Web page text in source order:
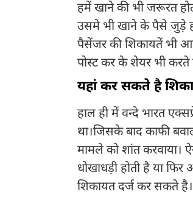
हमें खाने की भी जरूरत
उसमे भी खाने के पैसे जुड़े
पैसेंजर की शिकायतें भी
पोस्ट कर के शेयर भी
यहां कर सकते है
हाल ही में वन्दे भारत
था।जिसके बाद काफी
मामले को शांत
धोखाधड़ी होती है या
शिकायत दर्ज कर सकते